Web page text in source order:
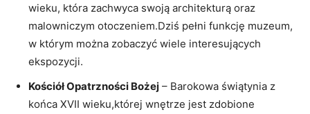
wieku, która zachwyca swoją architekturą oraz
malowniczym otoczeniem.Dziś pełni funkcję muzeum,
w którym można zobaczyć wiele interesujących
ekspozycji.
Kościół Opatrzności Bożej – Barokowa świątynia z
końca XVII wieku,której wnętrze jest zdobione